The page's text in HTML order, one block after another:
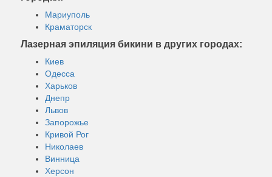
Мариуполь
Краматорск
Лазерная эпиляция бикини в других городах:
Киев
Одесса
Харьков
Днепр
Львов
Запорожье
Кривой Рог
Николаев
Винница
Херсон